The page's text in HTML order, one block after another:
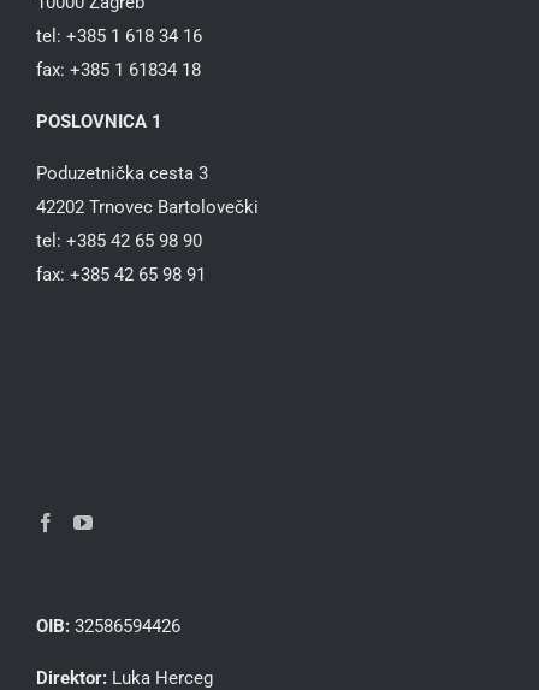
tel: +385 1 618 34 16
fax: +385 1 61834 18
POSLOVNICA 1
Poduzetnička cesta 3
42202 Trnovec Bartolovečki
tel: +385 42 65 98 90
fax: +385 42 65 98 91
OIB: 32586594426
Direktor: Luka Herceg